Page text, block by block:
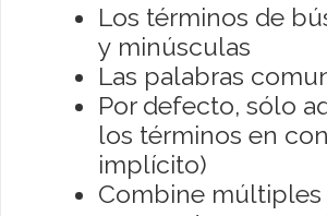
Los términos de
y minúsculas
Las palabras
Por defecto, sólo
los términos en
implícito)
Combine múltiples